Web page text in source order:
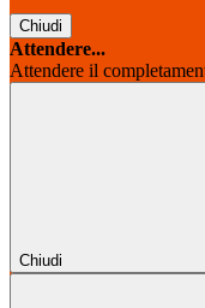
Chiudi
Attendere...
Attendere il
Chiudi